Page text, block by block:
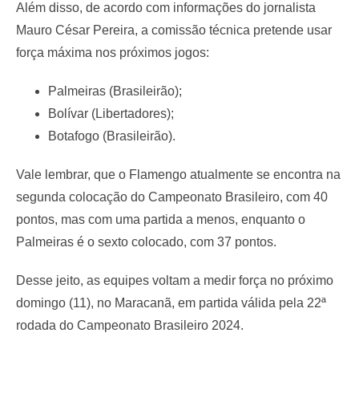
Além disso, de acordo com informações do jornalista
Mauro César Pereira, a comissão técnica pretende usar
força máxima nos próximos jogos:
Palmeiras (Brasileirão);
Bolívar (Libertadores);
Botafogo (Brasileirão).
Vale lembrar, que o Flamengo atualmente se encontra na
segunda colocação do Campeonato Brasileiro, com 40
pontos, mas com uma partida a menos, enquanto o
Palmeiras é o sexto colocado, com 37 pontos.
Desse jeito, as equipes voltam a medir força no próximo
domingo (11), no Maracanã, em partida válida pela 22ª
rodada do Campeonato Brasileiro 2024.